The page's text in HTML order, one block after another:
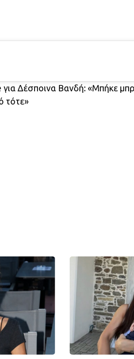
Δέσποινα Βανδή: «Μπήκε
τότε»